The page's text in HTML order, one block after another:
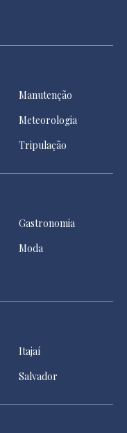
Manutenção
Meteorologia
Tripulação
Gastronomia
Moda
Itajaí
Salvador